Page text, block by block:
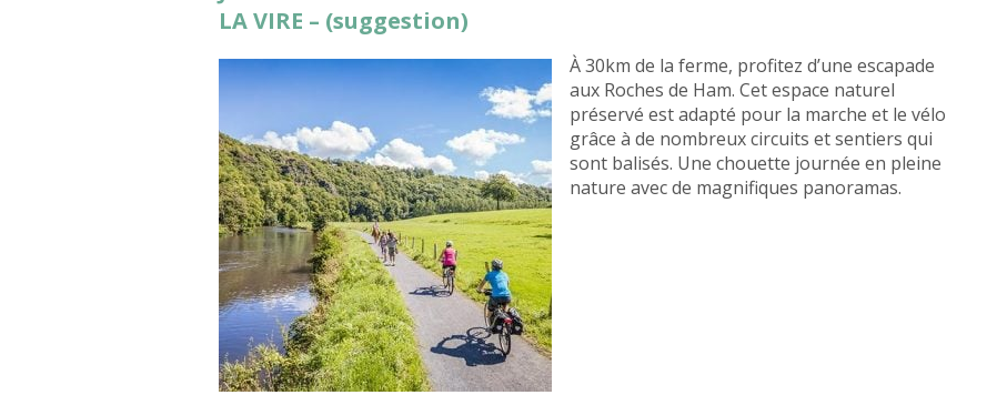
LA VIRE – (suggestion)
À 30km de la ferme, profitez d’une escapade
aux Roches de Ham. Cet espace naturel
préservé est adapté pour la marche et le vélo
grâce à de nombreux circuits et sentiers qui
sont balisés. Une chouette journée en pleine
nature avec de magnifiques panoramas.